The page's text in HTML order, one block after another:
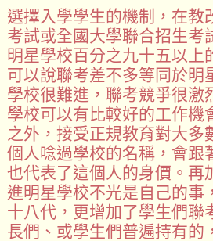
選擇入學學生的機制，在教
考試或全國大學聯合招生考
明星學校百分之九十五以
可以說聯考差不多等同於明
學校很難進，聯考競爭很激
學校可以有比較好的工作機
之外，接受正規教育對大多
個人唸過學校的名稱，會跟
也代表了這個人的身價。再
進明星學校不光是自己的事
十八代，更增加了學生們聯
長們、或學生們普遍持有的